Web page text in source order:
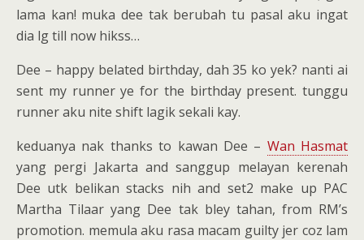
lama kan! muka dee tak berubah tu pasal aku ingat
dia lg till now hikss…
Dee – happy belated birthday, dah 35 ko yek? nanti ai
sent my runner ye for the birthday present. tunggu
runner aku nite shift lagik sekali kay.
keduanya nak thanks to kawan Dee – Wan Hasmat
yang pergi Jakarta and sanggup melayan kerenah
Dee utk belikan stacks nih and set2 make up PAC
Martha Tilaar yang Dee tak bley tahan, from RM’s
promotion. memula aku rasa macam guilty jer coz lam